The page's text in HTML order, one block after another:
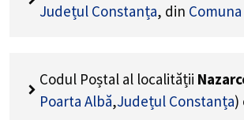
Județul Constanța, din
Codul Poștal al localității
Poarta Albă,Județul Constanța)